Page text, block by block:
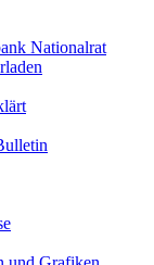
Nationalrat